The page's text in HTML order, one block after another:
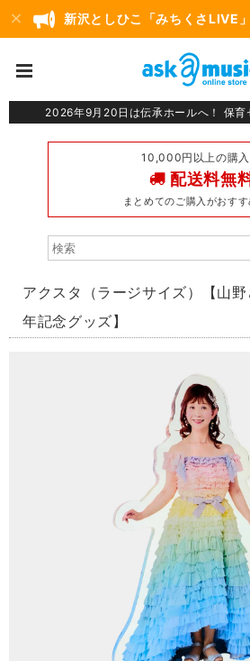
新沢としひこ「みちくさLIVE
2026年9月20日は伝承ホールへ！ 保育
10,000円以上の購
配送料無
まとめてのご購入がおす
アクスタ（ラージサイズ）【山
年記念グッズ】